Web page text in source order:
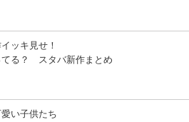
ッキ見せ！
てる？ スタバ新作まとめ
い子供たち